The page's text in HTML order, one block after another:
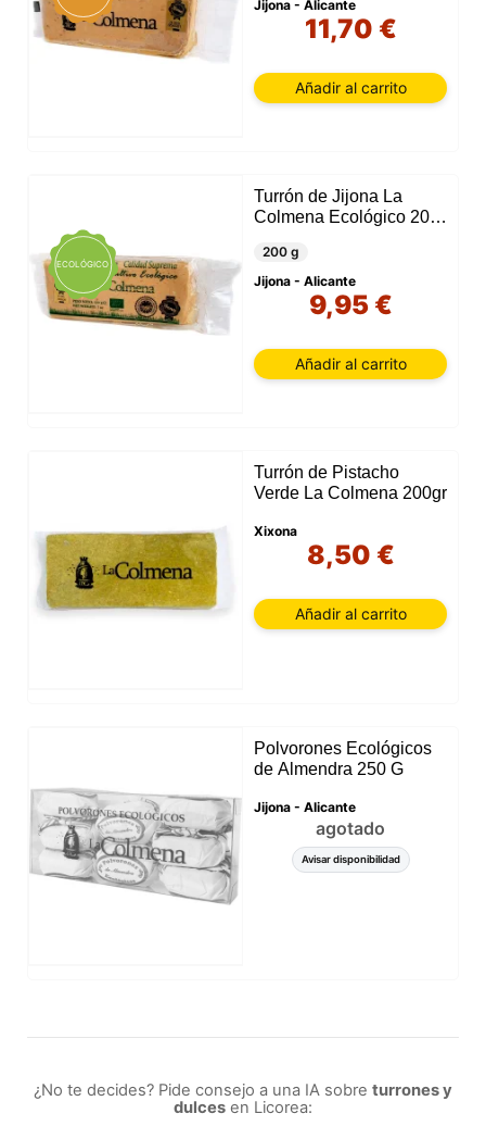
Jijona - Alicante
11,70 €
Añadir al carrito
ECOLÓGICO
Turrón de Jijona La
Colmena Ecológico 200
200 g
Jijona - Alicante
9,95 €
Añadir al carrito
Turrón de Pistacho
Verde La Colmena 200gr
Xixona
8,50 €
Añadir al carrito
Polvorones Ecológicos
de Almendra 250 G
Jijona - Alicante
agotado
Avisar disponibilidad
¿No te decides? Pide consejo a una IA sobre turrones y
dulces en Licorea:
eligiendo aceptar solo las cookies necesarias.
Puede personalizar su elección y seleccionar las
cookies que nos permite utilizar en su sesión.